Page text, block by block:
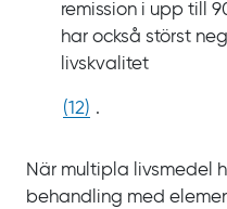
remission i upp till
har också störst
livskvalitet
(12) .
När multipla livsmedel
behandling med